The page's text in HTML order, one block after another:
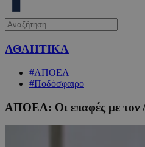
ΑΘΛΗΤΙΚΑ
#ΑΠΟΕΛ
#Ποδόσφαιρο
ΑΠΟΕΛ: Οι επαφές με τον